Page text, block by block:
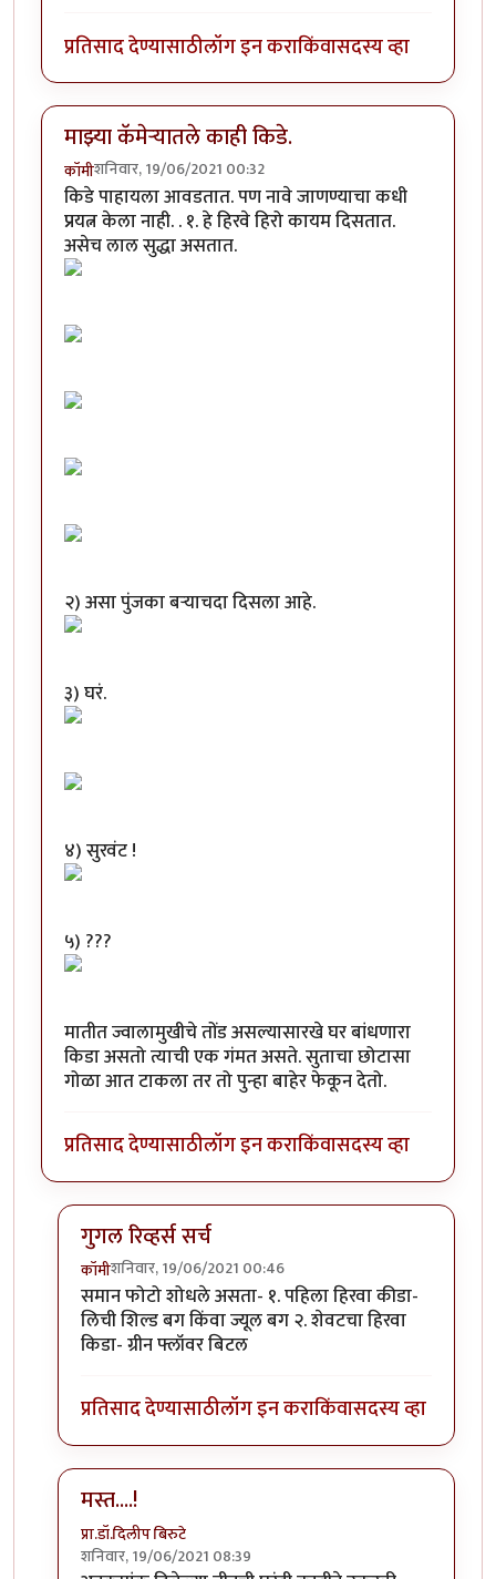
प्रतिसाद देण्यासाठीलॉग इन कराकिंवासदस्य व्हा
माझ्या कॅमेऱ्यातले काही किडे.
कॉमीशनिवार, 19/06/2021 00:32
किडे पाहायला आवडतात. पण नावे जाणण्याचा कधी
प्रयत्न केला नाही. . १. हे हिरवे हिरो कायम दिसतात.
असेच लाल सुद्धा असतात.
२) असा पुंजका बऱ्याचदा दिसला आहे.
३) घरं.
४) सुरवंट !
५) ???
मातीत ज्वालामुखीचे तोंड असल्यासारखे घर बांधणारा
किडा असतो त्याची एक गंमत असते. सुताचा छोटासा
गोळा आत टाकला तर तो पुन्हा बाहेर फेकून देतो.
प्रतिसाद देण्यासाठीलॉग इन कराकिंवासदस्य व्हा
गुगल रिव्हर्स सर्च
कॉमीशनिवार, 19/06/2021 00:46
In reply toमाझ्या कॅमेऱ्यातले काही किडे.byकॉमी
समान फोटो शोधले असता- १. पहिला हिरवा कीडा-
लिची शिल्ड बग किंवा ज्यूल बग २. शेवटचा हिरवा
किडा- ग्रीन फ्लॉवर बिटल
प्रतिसाद देण्यासाठीलॉग इन कराकिंवासदस्य व्हा
मस्त....!
प्रा.डॉ.दिलीप बिरुटे
शनिवार, 19/06/2021 08:39